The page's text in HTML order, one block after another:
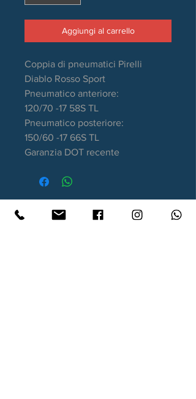
Aggiungi al carrello
Coppia di pneumatici Pirelli
Diablo Rosso Sport
Pneumatico anteriore:
120/70 -17 58S TL
Pneumatico posteriore:
150/60 -17 66S TL
Garanzia DOT recente